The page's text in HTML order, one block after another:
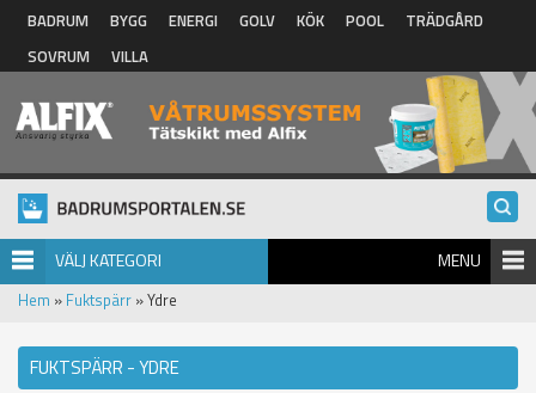
Hoppa till huvudinnehåll
BADRUM BYGG ENERGI GOLV KÖK POOL
TRÄDGÅRD
SOVRUM
VILLA
VÄLJ KATEGORI MENU
Hem » Fuktspärr » Ydre
FUKTSPÄRR - YDRE